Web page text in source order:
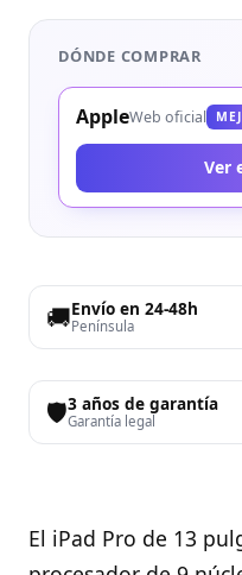
DÓNDE COMPRAR
AppleWeb oficial
Ver
🚚Envío en 24-48h
Península
🛡️3 años de garantía
Garantía legal
El iPad Pro de 13